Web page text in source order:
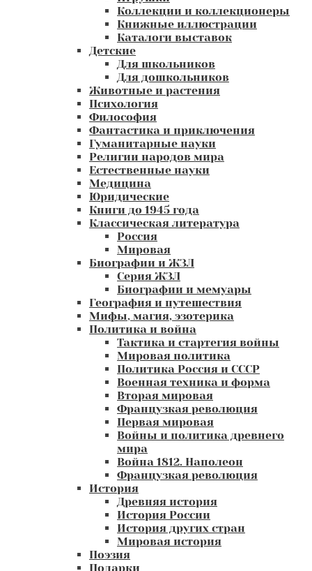
Коллекции и коллекционеры
Книжные иллюстрации
Каталоги выставок
Детские
Для школьников
Для дошкольников
Животные и растения
Психология
Философия
Фантастика и приключения
Гуманитарные науки
Религии народов мира
Естественные науки
Медицина
Юридические
Книги до 1945 года
Классическая литература
Россия
Мировая
Биографии и ЖЗЛ
Серия ЖЗЛ
Биографии и мемуары
География и путешествия
Мифы, магия, эзотерика
Политика и война
Тактика и стартегия войны
Мировая политика
Политика Россия и СССР
Военная техника и форма
Вторая мировая
Французкая революция
Первая мировая
Войны и политика древнего
мира
Война 1812. Наполеон
Французкая революция
История
Древняя история
История России
История других стран
Мировая история
Поэзия
Подарки